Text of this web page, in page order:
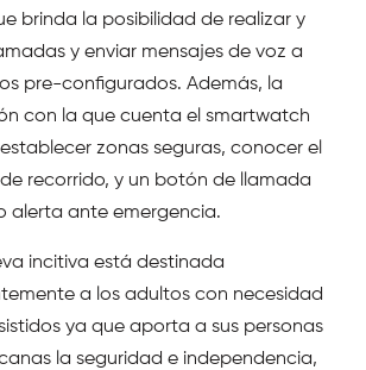
brinda la posibilidad de realizar y
y enviar mensajes de voz a
pre-configurados. Además, la
con la que cuenta el smartwatch
zonas seguras, conocer el
recorrido, y un botón de llamada
alerta ante emergencia.
incitiva está destinada
a los adultos con necesidad
ya que aporta a sus personas
la seguridad e independencia,